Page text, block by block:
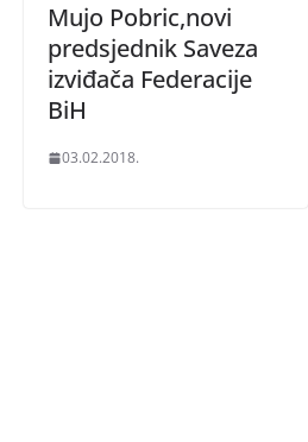
Mujo Pobric,novi
predsjednik Saveza
izviđača Federacije
BiH
03.02.2018.